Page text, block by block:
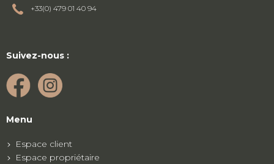
+33(0) 479 01 40 94
Suivez-nous :
Menu
Espace client
Espace propriétaire